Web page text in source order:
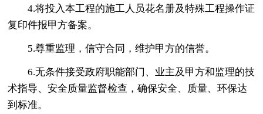
4.将投入本工程的施工人员花名册及特殊工程操作证
复印件报甲方备案。
5.尊重监理，信守合同，维护甲方的信誉。
6.无条件接受政府职能部门、业主及甲方和监理的技
术指导、安全质量监督检查，确保安全、质量、环保达
到标准。